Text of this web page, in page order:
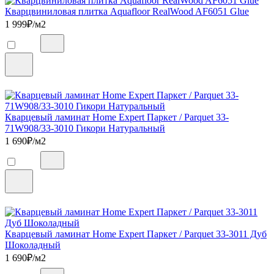
Кварцвиниловая плитка Aquafloor RealWood AF6051 Glue
1 999₽/м2
Кварцевый ламинат Home Expert Паркет / Parquet 33-
71W908/33-3010 Гикори Натуральный
1 690₽/м2
Кварцевый ламинат Home Expert Паркет / Parquet 33-3011 Дуб
Шоколадный
1 690₽/м2